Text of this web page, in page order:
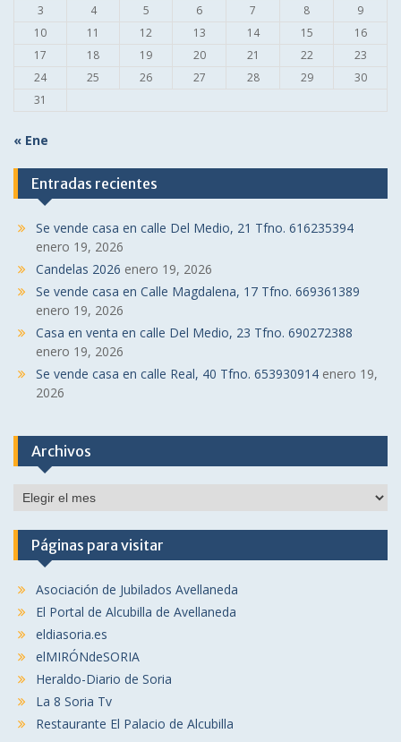
3
4 5 6 7 8
9
10
11 12 13 14 15
16
17
18 19 20 21 22
23
24
25 26 27 28 29
30
31
« Ene
Entradas recientes
Se vende casa en calle Del Medio, 21 Tfno. 616235394
enero 19, 2026
Candelas 2026 enero 19, 2026
Se vende casa en Calle Magdalena, 17 Tfno. 669361389
enero 19, 2026
Casa en venta en calle Del Medio, 23 Tfno. 690272388
enero 19, 2026
Se vende casa en calle Real, 40 Tfno. 653930914 enero 19,
2026
Archivos
Archivos
Páginas para visitar
Asociación de Jubilados Avellaneda
El Portal de Alcubilla de Avellaneda
eldiasoria.es
elMIRÓNdeSORIA
Heraldo-Diario de Soria
La 8 Soria Tv
Restaurante El Palacio de Alcubilla